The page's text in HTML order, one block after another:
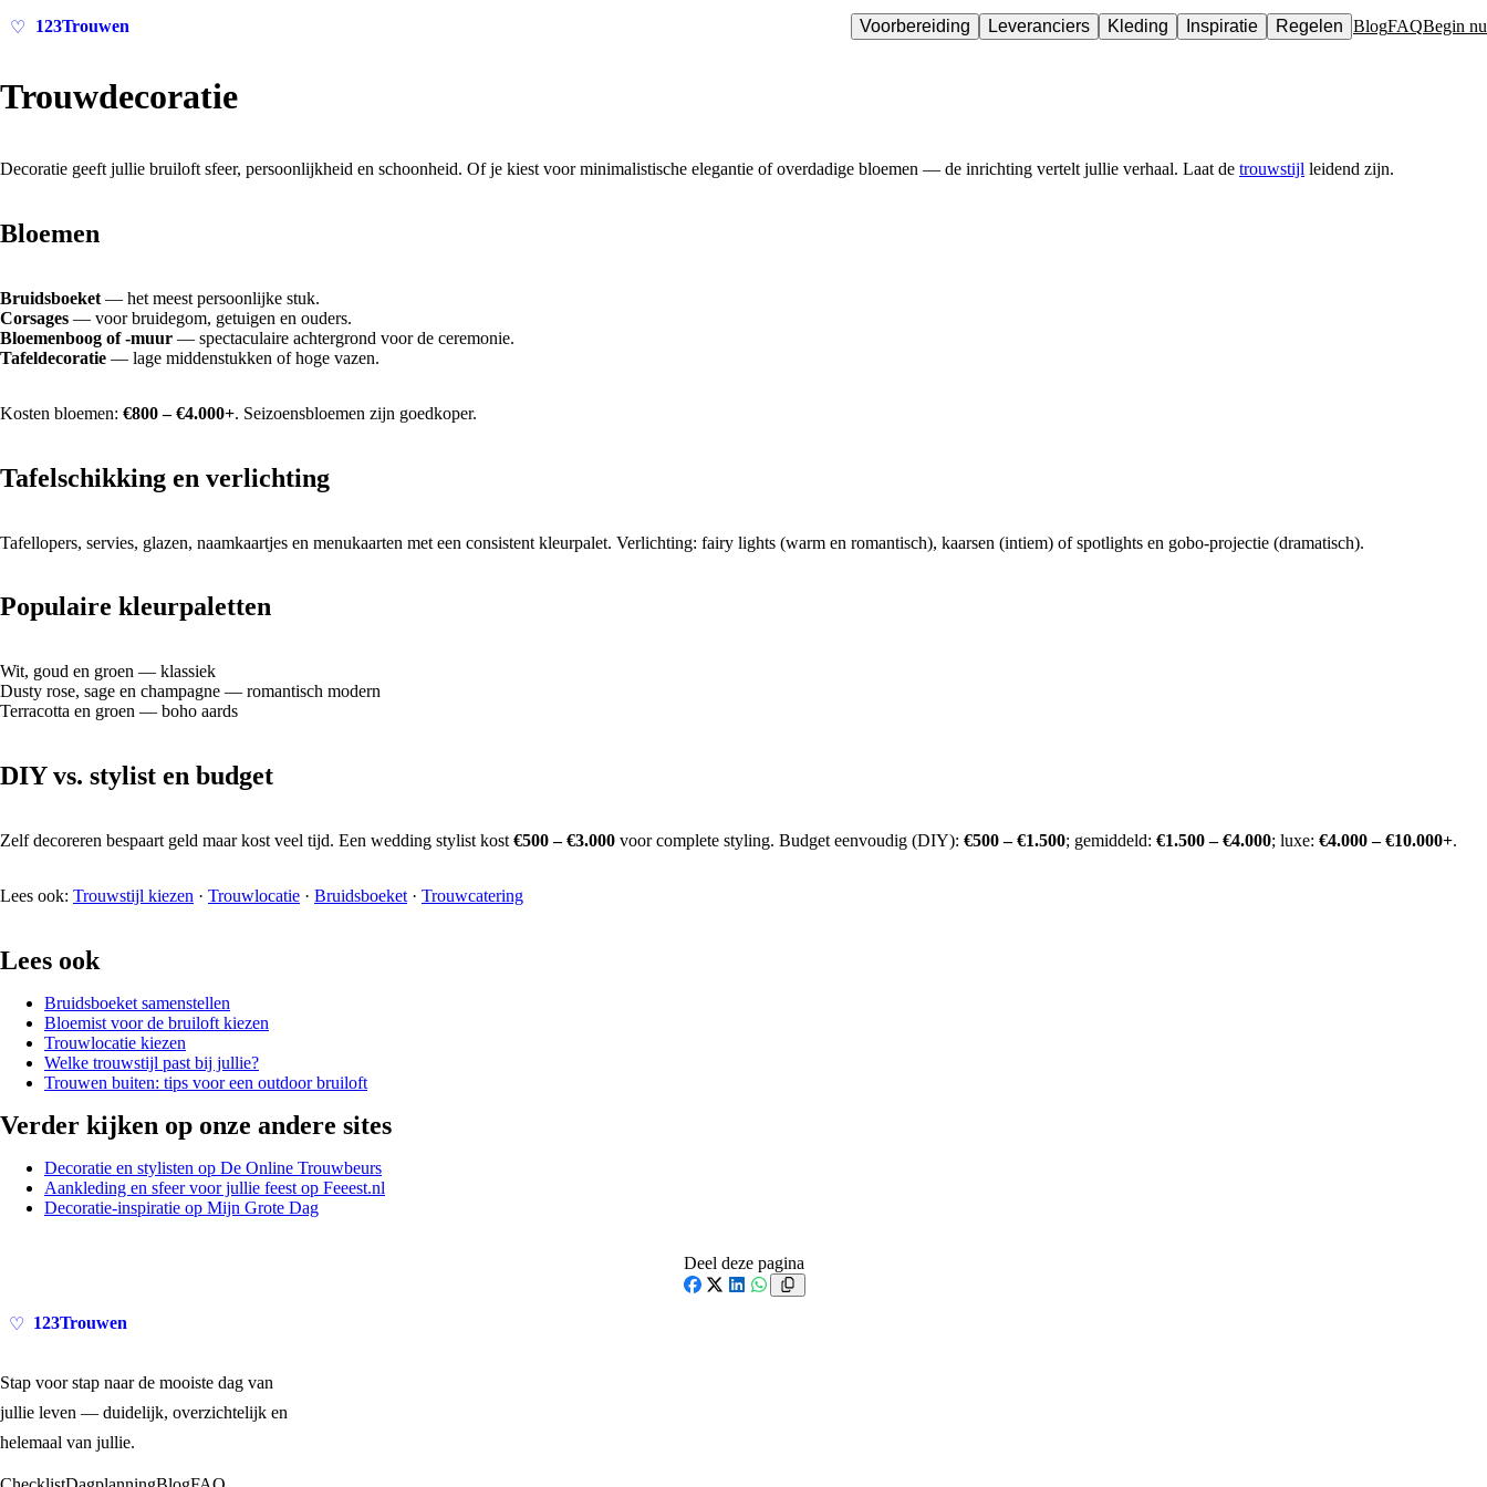
♡ 123Trouwen Voorbereiding Leveranciers Kleding Inspiratie Regelen BlogFAQBegin nu
Trouwdecoratie
Decoratie geeft jullie bruiloft sfeer, persoonlijkheid en schoonheid. Of je kiest voor minimalistische elegantie of overdadige bloemen — de inrichting vertelt jullie verhaal. Laat de trouwstijl leidend zijn.
Bloemen
Bruidsboeket — het meest persoonlijke stuk.
Corsages — voor bruidegom, getuigen en ouders.
Bloemenboog of -muur — spectaculaire achtergrond voor de ceremonie.
Tafeldecoratie — lage middenstukken of hoge vazen.
Kosten bloemen: €800 – €4.000+. Seizoensbloemen zijn goedkoper.
Tafelschikking en verlichting
Tafellopers, servies, glazen, naamkaartjes en menukaarten met een consistent kleurpalet. Verlichting: fairy lights (warm en romantisch), kaarsen (intiem) of spotlights en gobo-projectie (dramatisch).
Populaire kleurpaletten
Wit, goud en groen — klassiek
Dusty rose, sage en champagne — romantisch modern
Terracotta en groen — boho aards
DIY vs. stylist en budget
Zelf decoreren bespaart geld maar kost veel tijd. Een wedding stylist kost €500 – €3.000 voor complete styling. Budget eenvoudig (DIY): €500 – €1.500; gemiddeld: €1.500 – €4.000; luxe: €4.000 – €10.000+.
Lees ook: Trouwstijl kiezen · Trouwlocatie · Bruidsboeket · Trouwcatering
Lees ook
Bruidsboeket samenstellen
Bloemist voor de bruiloft kiezen
Trouwlocatie kiezen
Welke trouwstijl past bij jullie?
Trouwen buiten: tips voor een outdoor bruiloft
Verder kijken op onze andere sites
Decoratie en stylisten op De Online Trouwbeurs
Aankleding en sfeer voor jullie feest op Feeest.nl
Decoratie-inspiratie op Mijn Grote Dag
Deel deze pagina
♡ 123Trouwen
Stap voor stap naar de mooiste dag van
jullie leven — duidelijk, overzichtelijk en
helemaal van jullie.